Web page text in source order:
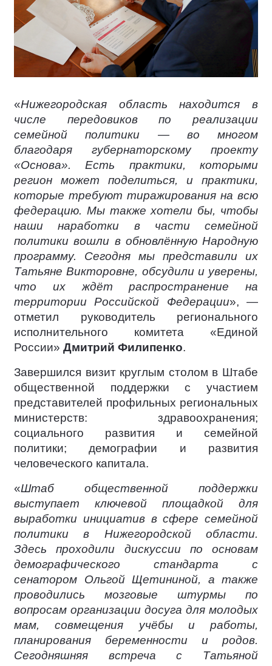
«Нижегородская область находится в
числе передовиков по реализации
семейной политики — во многом
благодаря губернаторскому проекту
«Основа». Есть практики, которыми
регион может поделиться, и практики,
которые требуют тиражирования на всю
федерацию. Мы также хотели бы, чтобы
наши наработки в части семейной
политики вошли в обновлённую Народную
программу. Сегодня мы представили их
Татьяне Викторовне, обсудили и уверены,
что их ждёт распространение на
территории Российской Федерации», —
отметил руководитель регионального
исполнительного комитета «Единой
России» Дмитрий Филипенко.
Завершился визит круглым столом в Штабе
общественной поддержки с участием
представителей профильных региональных
министерств: здравоохранения;
социального развития и семейной
политики; демографии и развития
человеческого капитала.
«Штаб общественной поддержки
выступает ключевой площадкой для
выработки инициатив в сфере семейной
политики в Нижегородской области.
Здесь проходили дискуссии по основам
демографического стандарта с
сенатором Ольгой Щетининой, а также
проводились мозговые штурмы по
вопросам организации досуга для молодых
мам, совмещения учёбы и работы,
планирования беременности и родов.
Сегодняшняя встреча с Татьяной